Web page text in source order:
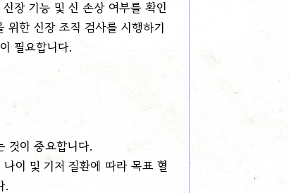
장 기능 및 신 손상 여부를 확인
위한 신장 조직 검사를 시행하기
필요합니다.
것이 중요합니다.
이 및 기저 질환에 따라 목표 혈
.